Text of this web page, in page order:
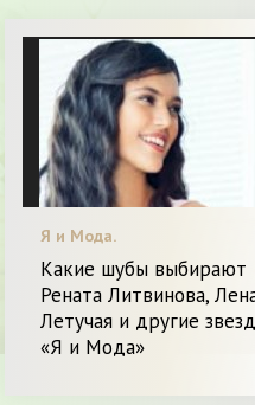
Я и Мода.
Какие шубы выбирают
Рената Литвинова,
Летучая и другие
«Я и Мода»